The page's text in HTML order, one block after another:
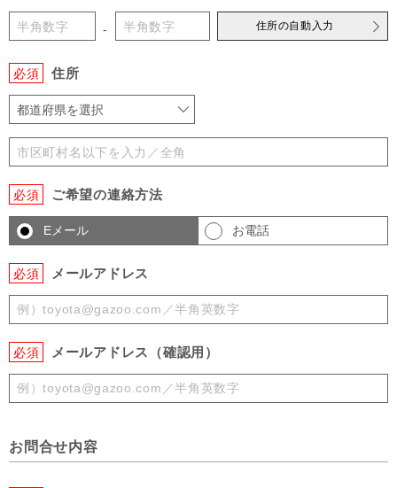
- 住所の自動入力
必須 住所
都道府県を選択
必須 ご希望の連絡方法
Eメール お電話
必須 メールアドレス
必須 メールアドレス（確認用）
お問合せ内容